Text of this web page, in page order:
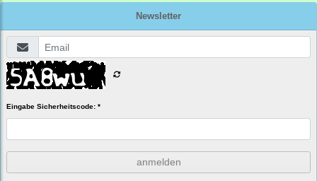
Newsletter
Eingabe Sicherheitscode: *
anmelden